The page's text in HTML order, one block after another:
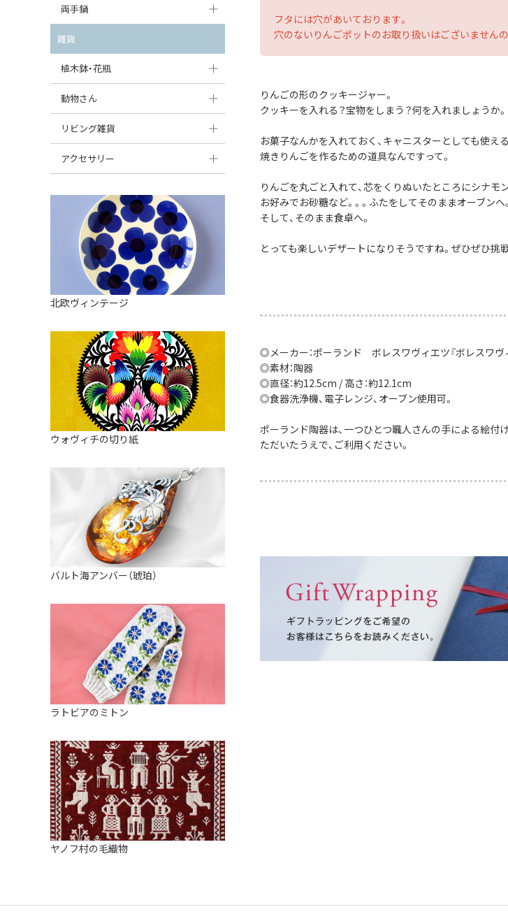
フタには穴があいております。
穴のないりんごポットのお取り扱いはございません
りんごの形のクッキージャー。
クッキーを入れる？宝物をしまう？何を入れましょうか。
お菓子なんかを入れておく、キャニスターとしても使える
焼きりんごを作るための道具なんですって。
りんごを丸ごと入れて、芯をくりぬいたところにシナモ
お好みでお砂糖など。。。ふたをしてそのままオーブンへ。
そして、そのまま食卓へ。
とっても楽しいデザートになりそうですね。ぜひぜひ挑
◎メーカー：ポーランド ボレスワヴィエツ『ボレスワヴ
◎素材：陶器
◎直径：約12.5cm / 高さ：約12.1cm
◎食器洗浄機、電子レンジ、オーブン使用可。
ポーランド陶器は、一つひとつ職人さんの手による絵付
ただいたうえで、ご利用ください。
ハート型プレート
変形プレート
分割ディッシュ
すべて見る
ハートボウル
葉っぱ型ボウル
りんご型ボウル
いちご型ボウル
星型ボウル
スープカップ
そば猪口・フリーカップ
ココット
薬味入れ
ミキシングボウル
すべて見る
チーズケース
バターディッシュ
六角形ポット
ボトル
すべて見る
ケーキスタンド
カトラリー
はしおき・カトラリーレスト
中型（18〜24cm）
スクエアオーブンディッシュ
オーバルオーブンディッシュ
すべて見る
パウンド型
マフィン型
すべて見る
両手鍋
チュリーン
キャセロール
すべて見る
雑貨
植木鉢・花瓶
植木鉢
花瓶
動物さん
フィギュア・置物
貯金箱
オーナメント
クリーマー
リビング雑貨
スツール
バス・洗面用品
家具小物
小物入れ
アロマポット
バスケット
装飾用タイル・プレート
ミニチュア
天使さま
カードスタンド
マグネット
すべて見る
アクセサリー
ペンダントトップ
すべて見る
北欧ヴィンテージ
ウォヴィチの切り紙
バルト海アンバー（琥珀）
ラトビアのミトン
ヤノフ村の毛織物